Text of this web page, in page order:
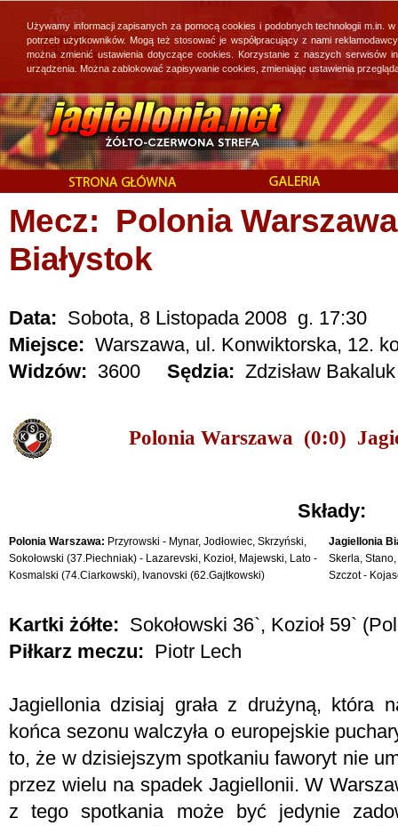
Mecz: Polonia
Białystok
Data: Sobota, 8 Listopada 2008 g. 17:30
Miejsce: Warszawa, ul. Konwiktorska, 12.
Widzów: 3600 Sędzia: Zdzisław Bakaluk
Polonia Warszawa (0:0)
Składy:
Polonia Warszawa: Przyrowski - Mynar, Jodłowiec, Skrzyński,
Sokołowski (37.Piechniak) - Lazarevski, Kozioł, Majewski, Lato -
Kosmalski (74.Ciarkowski), Ivanovski (62.Gajtkowski)
Jagiellonia
Skerla,
Szczot -
Kartki żółte: Sokołowski 36`, Kozioł 59`
Piłkarz meczu: Piotr Lech
Jagiellonia dzisiaj grała z drużyną, która
końca sezonu walczyła o europejskie
to, że w dzisiejszym spotkaniu faworyt nie
przez wielu na spadek Jagiellonii. W
z tego spotkania może być jedynie
Używamy informacji zapisanych za pomocą cookies i podobnych technologii
potrzeb użytkowników. Mogą też stosować je współpracujący z nami
można zmienić ustawienia dotyczące cookies. Korzystanie z naszych
urządzenia. Można zablokować zapisywanie cookies, zmieniając ustawienia